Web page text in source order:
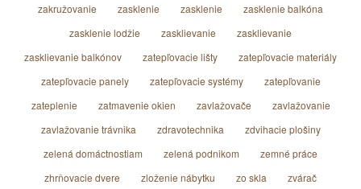
zakružovanie
zasklenie zasklenie
zasklenie balkóna
zasklenie lodžie
zasklievanie
zasklievanie
zasklievanie balkónov
zatepľovacie lišty
zatepľovacie materiály
zatepľovacie panely
zatepľovacie systémy
zatepľovanie
zateplenie
zatmavenie okien zavlažovače
zavlažovanie
zavlažovanie trávnika
zdravotechnika
zdvihacie plošiny
zelená domáctnostiam
zelená podnikom
zemné práce
zhrňovacie dvere
zloženie nábytku zo skla
zvárač